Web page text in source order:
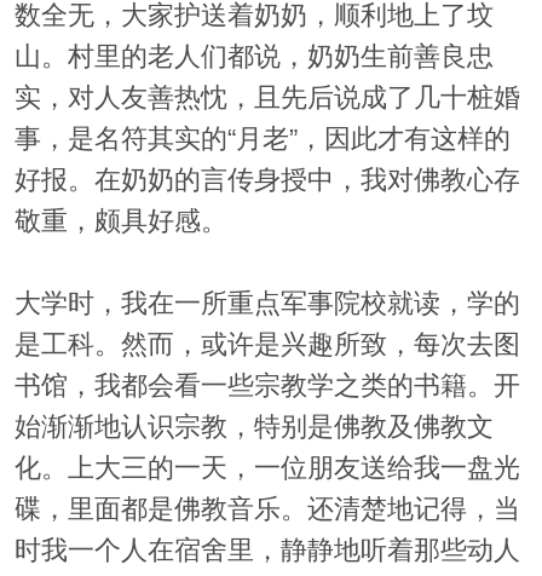
数全无，大家护送着奶奶，顺利地上了坟
山。村里的老人们都说，奶奶生前善良忠
实，对人友善热忱，且先后说成了几十桩婚
事，是名符其实的“月老”，因此才有这样的
好报。在奶奶的言传身授中，我对佛教心存
敬重，颇具好感。
大学时，我在一所重点军事院校就读，学的
是工科。然而，或许是兴趣所致，每次去图
书馆，我都会看一些宗教学之类的书籍。开
始渐渐地认识宗教，特别是佛教及佛教文
化。上大三的一天，一位朋友送给我一盘光
碟，里面都是佛教音乐。还清楚地记得，当
时我一个人在宿舍里，静静地听着那些动人